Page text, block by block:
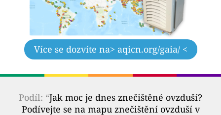
Více se dozvíte na> aqicn.org/gaia/ <
Podíl: “Jak moc je dnes znečištěné ovzduší?
Podívejte se na mapu znečištění ovzduší v